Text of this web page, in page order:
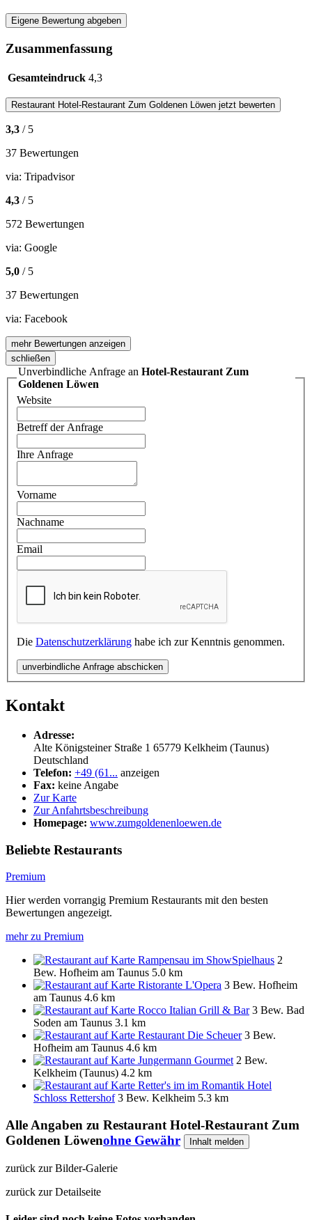
Eigene Bewertung abgeben
Zusammenfassung
Gesamteindruck 4,3
Restaurant Hotel-Restaurant Zum Goldenen Löwen jetzt bewerten
3,3 / 5
37 Bewertungen
via: Tripadvisor
4,3 / 5
572 Bewertungen
via: Google
5,0 / 5
37 Bewertungen
via: Facebook
mehr Bewertungen anzeigen
schließen
Unverbindliche Anfrage an Hotel-Restaurant Zum
Goldenen Löwen
Website
Betreff der Anfrage
Ihre Anfrage
Vorname
Nachname
Email
Die Datenschutzerklärung habe ich zur Kenntnis genommen.
unverbindliche Anfrage abschicken
Kontakt
Adresse:
Alte Königsteiner Straße 1 65779 Kelkheim (Taunus)
Deutschland
Telefon: +49 (61... anzeigen
Fax: keine Angabe
Zur Karte
Zur Anfahrtsbeschreibung
Homepage: www.zumgoldenenloewen.de
Beliebte Restaurants
Premium
Hier werden vorrangig Premium Restaurants mit den besten
Bewertungen angezeigt.
mehr zu Premium
Rampensau im ShowSpielhaus 2
Bew. Hofheim am Taunus 5.0 km
Ristorante L'Opera 3 Bew. Hofheim
am Taunus 4.6 km
Rocco Italian Grill & Bar 3 Bew. Bad
Soden am Taunus 3.1 km
Restaurant Die Scheuer 3 Bew.
Hofheim am Taunus 4.6 km
Jungermann Gourmet 2 Bew.
Kelkheim (Taunus) 4.2 km
Retter's im im Romantik Hotel
Schloss Rettershof 3 Bew. Kelkheim 5.3 km
Alle Angaben zu Restaurant Hotel-Restaurant Zum
Goldenen Löwenohne Gewähr Inhalt melden
zurück zur Bilder-Galerie
zurück zur Detailseite